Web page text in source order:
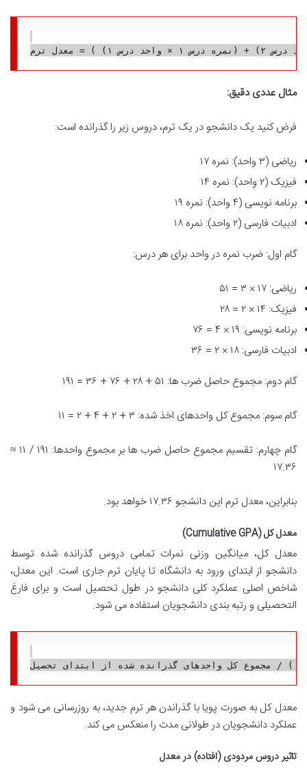
مثال عددی دقیق:
فرض کنید یک دانشجو در یک ترم، دروس زیر را گذرانده است:
ریاضی (۳ واحد): نمره ۱۷
فیزیک (۲ واحد): نمره ۱۴
برنامه نویسی (۴ واحد): نمره ۱۹
ادبیات فارسی (۲ واحد): نمره ۱۸
گام اول: ضرب نمره در واحد برای هر درس:
ریاضی: ۱۷ × ۳ = ۵۱
فیزیک: ۱۴ × ۲ = ۲۸
برنامه نویسی: ۱۹ × ۴ = ۷۶
ادبیات فارسی: ۱۸ × ۲ = ۳۶
گام دوم: مجموع حاصل ضرب ها: ۵۱ + ۲۸ + ۷۶ + ۳۶ = ۱۹۱
گام سوم: مجموع کل واحدهای اخذ شده: ۳ + ۲ + ۴ + ۲ = ۱۱
گام چهارم: تقسیم مجموع حاصل ضرب ها بر مجموع واحدها: ۱۹۱ / ۱۱ ≈
۱۷.۳۶
بنابراین، معدل ترم این دانشجو ۱۷.۳۶ خواهد بود.
معدل کل (Cumulative GPA)
معدل کل، میانگین وزنی نمرات تمامی دروس گذرانده شده توسط
دانشجو از ابتدای ورود به دانشگاه تا پایان ترم جاری است. این معدل،
شاخص اصلی عملکرد کلی دانشجو در طول تحصیل است و برای فارغ
التحصیلی و رتبه بندی دانشجویان استفاده می شود.
معدل کل به صورت پویا با گذراندن هر ترم جدید، به روزرسانی می شود و
عملکرد دانشجویان در طولانی مدت را منعکس می کند.
تاثیر دروس مردودی (افتاده) در معدل